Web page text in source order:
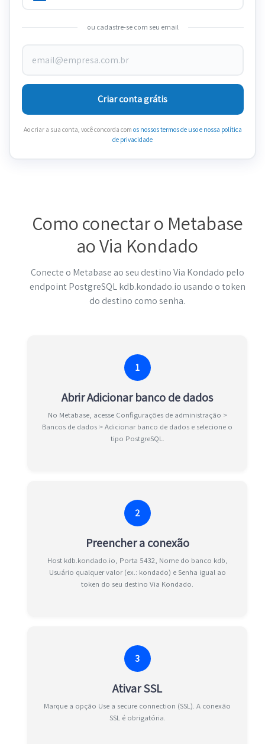
ou cadastre-se com seu email
Criar conta grátis
Ao criar a sua conta, você concorda com os nossos termos de usoe nossa política
de privacidade
Como conectar o Metabase
ao Via Kondado
Conecte o Metabase ao seu destino Via Kondado pelo
endpoint PostgreSQL kdb.kondado.io usando o token
do destino como senha.
1
Abrir Adicionar banco de dados
No Metabase, acesse Configurações de administração >
Bancos de dados > Adicionar banco de dados e selecione o
tipo PostgreSQL.
2
Preencher a conexão
Host kdb.kondado.io, Porta 5432, Nome do banco kdb,
Usuário qualquer valor (ex.: kondado) e Senha igual ao
token do seu destino Via Kondado.
3
Ativar SSL
Marque a opção Use a secure connection (SSL). A conexão
SSL é obrigatória.